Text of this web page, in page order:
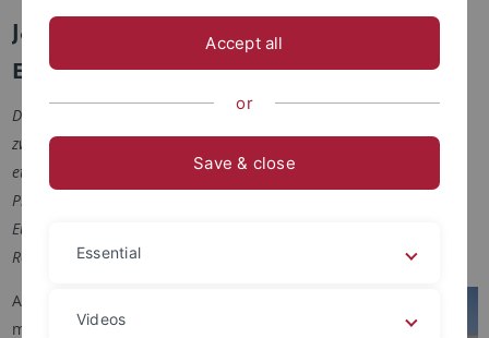
Jame’at Al-Atfal heißt Kinderuni
Eine Reise nach Palästina
Das Goethe-Institut in Ramallah möchte gerne in Kooperation mit
zwei palästinensischen Universitäten Kinderunis in Palästina
etablieren. Im März reiste deswegen Michael Seifert, langjähriger
Pressereferent der Universität Tübingen und Präsident des
European Children’s Universities Network, nach Ramallah. Ein
Reisebericht.
Aus heiterem Himmel erreichte
mich im Dezember letzten
Accept all
or
Save & close
Essential
Videos